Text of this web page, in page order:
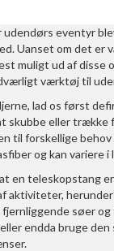
udendørs eventyr
Uanset om det er
muligt ud af disse
værktøj til
lad os først
skubbe eller
til forskellige
og kan
en teleskopstang
aktiviteter,
fjernliggende søer
endda bruge